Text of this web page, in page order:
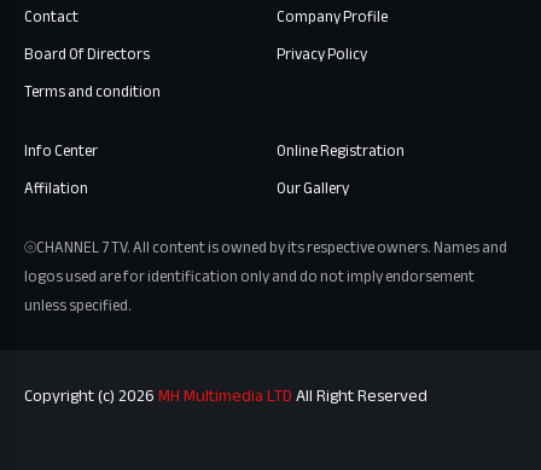
Contact
Company Profile
Board Of Directors
Privacy Policy
Terms and condition
Info Center
Online Registration
Affilation
Our Gallery
⦾CHANNEL 7 TV. All content is owned by its respective owners. Names and
logos used are for identification only and do not imply endorsement
unless specified.
Copyright (c) 2026MH Multimedia LTDAll Right Reserved